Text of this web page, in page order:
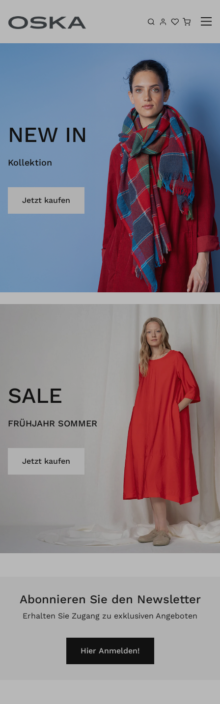
NEW IN
Kollektion
Jetzt kaufen
SALE
FRÜHJAHR SOMMER
Jetzt kaufen
Abonnieren Sie den Newsletter
Erhalten Sie Zugang zu exklusiven Angeboten
Hier Anmelden!